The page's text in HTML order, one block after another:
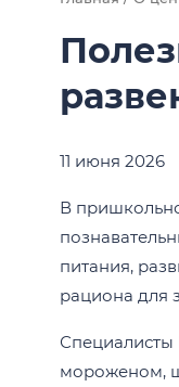
11 июня 2026
В
питания,
рациона для
мороженом,